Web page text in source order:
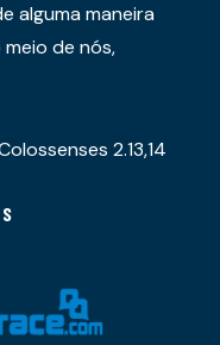
alguma maneira
de nós,
2.13,14